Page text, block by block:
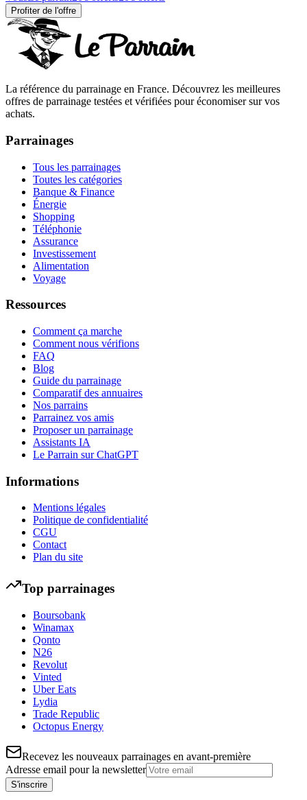
Profiter de l'offre
La référence du parrainage en France. Découvrez les meilleures
offres de parrainage testées et vérifiées pour économiser sur vos
achats.
Parrainages
Tous les parrainages
Toutes les catégories
Banque & Finance
Énergie
Shopping
Téléphonie
Assurance
Investissement
Alimentation
Voyage
Ressources
Comment ça marche
Comment nous vérifions
FAQ
Blog
Guide du parrainage
Comparatif des annuaires
Nos parrains
Parrainez vos amis
Proposer un parrainage
Assistants IA
Le Parrain sur ChatGPT
Informations
Mentions légales
Politique de confidentialité
CGU
Contact
Plan du site
Top parrainages
Boursobank
Winamax
Qonto
N26
Revolut
Vinted
Uber Eats
Lydia
Trade Republic
Octopus Energy
Recevez les nouveaux parrainages en avant-première
Adresse email pour la newsletter
S'inscrire